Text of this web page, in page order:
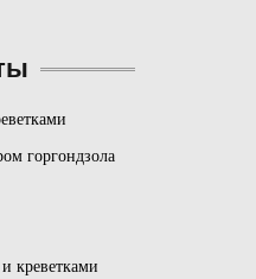
горгондзола
креветками